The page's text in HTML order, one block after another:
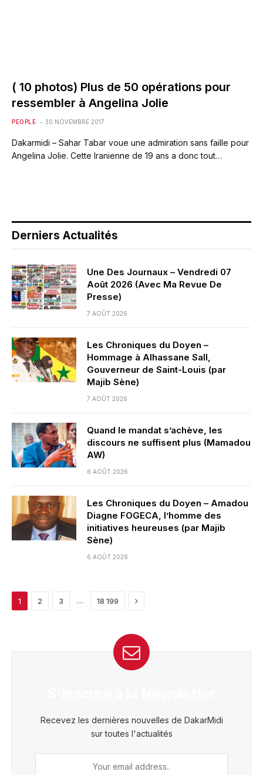
( 10 photos) Plus de 50 opérations pour
ressembler à Angelina Jolie
PEOPLE 30 NOVEMBRE 2017
Dakarmidi – Sahar Tabar voue une admiration sans faille pour
Angelina Jolie. Cette Iranienne de 19 ans a donc tout…
Derniers Actualités
Une Des Journaux – Vendredi 07
Août 2026 (Avec Ma Revue De
Presse)
7 AOÛT 2026
Les Chroniques du Doyen –
Hommage à Alhassane Sall,
Gouverneur de Saint-Louis (par
Majib Sène)
7 AOÛT 2026
Quand le mandat s’achève, les
discours ne suffisent plus (Mamadou
AW)
6 AOÛT 2026
Les Chroniques du Doyen – Amadou
Diagne FOGECA, l’homme des
initiatives heureuses (par Majib
Sène)
6 AOÛT 2026
1 2 3 … 18 199 Next
Recevez les dernières nouvelles de DakarMidi
sur toutes l'actualités